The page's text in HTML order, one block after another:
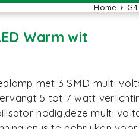
Home
Warm wit
met 3 SMD multi
5 tot 7 watt
nodig,deze multi